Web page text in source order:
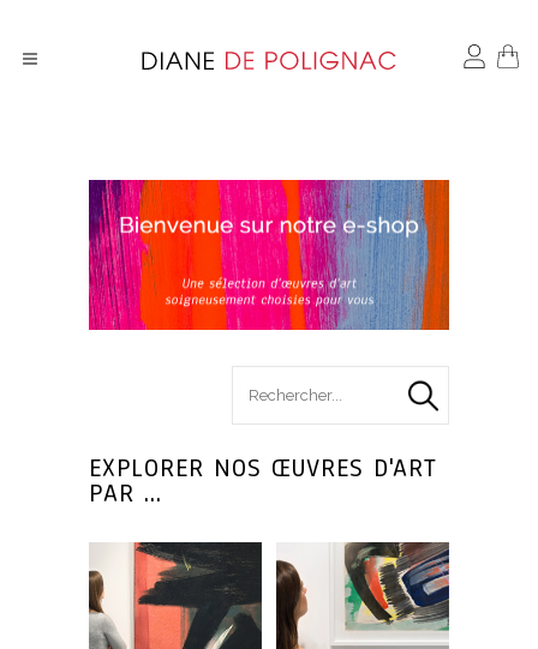
EXPLORER NOS ŒUVRES D'ART
PAR ...